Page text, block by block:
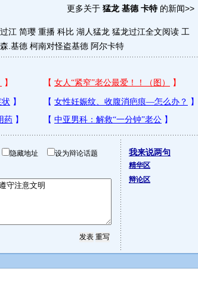
更多关于 猛龙 基德 卡特的新闻>>
江 简璎 重播 科比 湖人猛龙 猛龙过江全文阅读 工
.基德 柯南对怪盗基德 阿尔卡特
隐藏地址 设为辩论话题 我来说两句
精华区
辩论区